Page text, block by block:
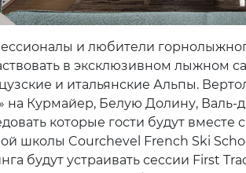
и любители
в эксклюзивном лыжном
и итальянские Альпы.
на Курмайер, Белую Долину, Валь-
которые гости будут
школы Courchevel French Ski
будут устраивать сессии First